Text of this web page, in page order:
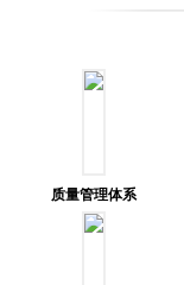
质量管理体系